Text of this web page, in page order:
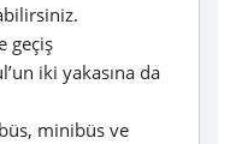
geçiş
iki yakasına da
minibüs ve